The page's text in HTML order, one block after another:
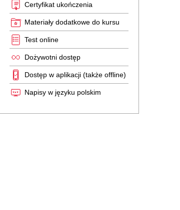
Certyfikat ukończenia
Materiały dodatkowe do kursu
Test online
Dożywotni dostęp
Dostęp w aplikacji (także offline)
Napisy w języku polskim